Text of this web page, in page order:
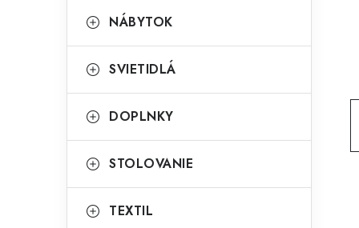
a
n
l
i
NÁBYTOK
SVIETIDLÁ
DOPLNKY
STOLOVANIE
TEXTIL